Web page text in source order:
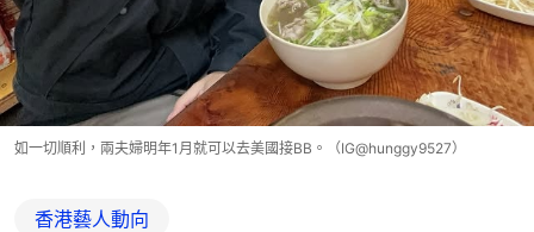
如一切順利，兩夫婦明年1月就可以去美國接BB。（IG@hunggy9527）
香港藝人動向